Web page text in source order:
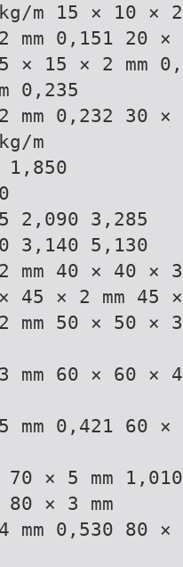
kg/m 15 × 10 ×
mm 0,151 20
× 15 × 2 mm
0,235
mm 0,232 30 ×
m
1,850
2,090 3,285
3,140 5,130
mm 40 × 40 ×
45 × 2 mm 45
mm 50 × 50 ×
mm 60 × 60 × 4
mm 0,421 60 ×
× 5 mm
× 3 mm
mm 0,530 80